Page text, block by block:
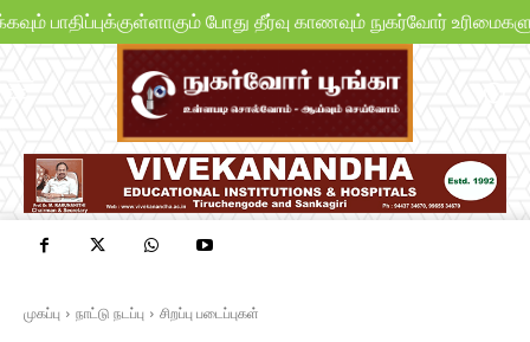
போது தீர்வு காணவும் நுகர்வோர்
முகப்பு நாட்டு நடப்பு சிறப்பு படைப்புகள்